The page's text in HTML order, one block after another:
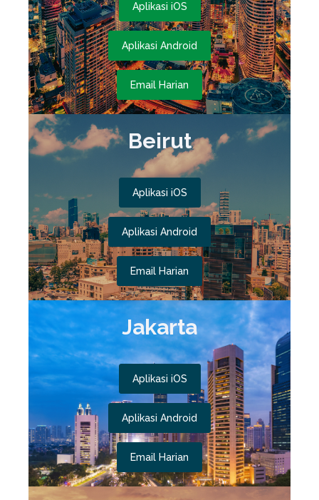
Aplikasi iOS
Aplikasi Android
Email Harian
Beirut
Aplikasi iOS
Aplikasi Android
Email Harian
Jakarta
Aplikasi iOS
Aplikasi Android
Email Harian